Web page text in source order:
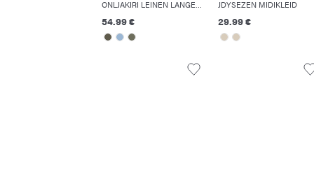
ONLJAKIRI LEINEN LANGES KLEID
54.99 €
JDYSEZEN MIDIKLEID
29.99 €